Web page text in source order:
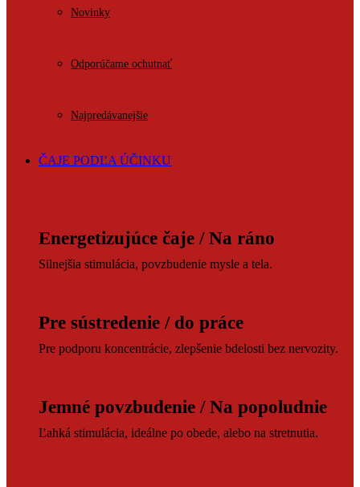
Novinky
Odporúčame ochutnať
Najpredávanejšie
ČAJE PODĽA ÚČINKU
Energetizujúce čaje / Na ráno
Silnejšia stimulácia, povzbudenie mysle a tela.
Pre sústredenie / do práce
Pre podporu koncentrácie, zlepšenie bdelosti bez nervozity.
Jemné povzbudenie / Na popoludnie
Ľahká stimulácia, ideálne po obede, alebo na stretnutia.